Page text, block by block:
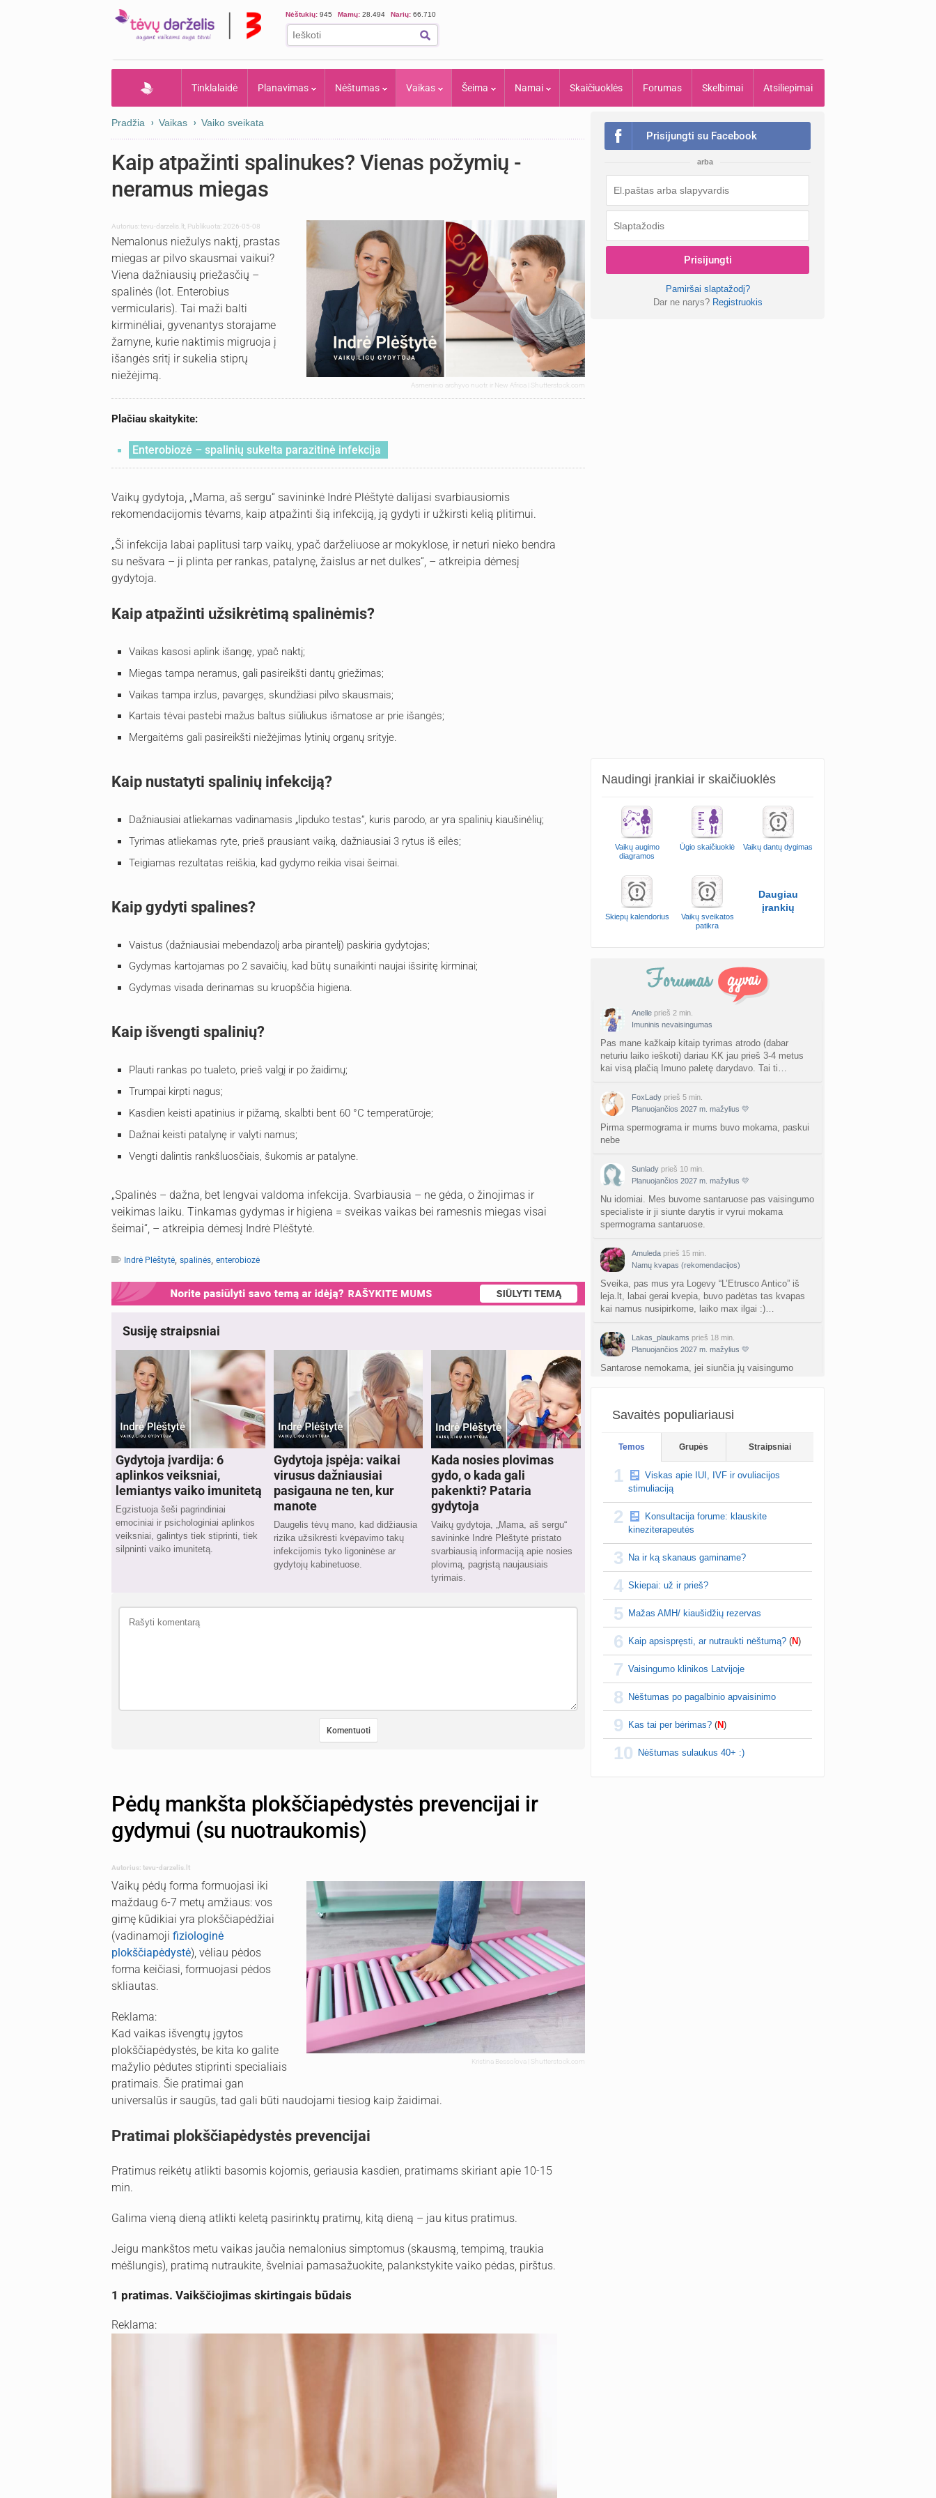
Nėštukių: 945 Mamų: 28.494 Narių: 66.710
Tinklalaidė Planavimas Nėštumas Vaikas Šeima Namai Skaičiuoklės Forumas Skelbimai Atsiliepimai
Pradžia Vaikas Vaiko sveikata
Kaip atpažinti spalinukes? Vienas požymių -
neramus miegas
Autorius:tevu-darzelis.lt Publikuota: 2026-05-08
Asmeninio archyvo nuotr. ir New Africa | Shutterstock.com
Nemalonus niežulys naktį, prastas
miegas ar pilvo skausmai vaikui?
Viena dažniausių priežasčių –
spalinės (lot. Enterobius
vermicularis). Tai maži balti
kirminėliai, gyvenantys storajame
žarnyne, kurie naktimis migruoja į
išangės sritį ir sukelia stiprų
niežėjimą.
Plačiau skaitykite:
Enterobiozė – spalinių sukelta parazitinė infekcija
Vaikų gydytoja, „Mama, aš sergu“ savininkė Indrė Plėštytė dalijasi svarbiausiomis
rekomendacijomis tėvams, kaip atpažinti šią infekciją, ją gydyti ir užkirsti kelią plitimui.
„Ši infekcija labai paplitusi tarp vaikų, ypač darželiuose ar mokyklose, ir neturi nieko bendra
su nešvara – ji plinta per rankas, patalynę, žaislus ar net dulkes“, – atkreipia dėmesį
gydytoja.
Kaip atpažinti užsikrėtimą spalinėmis?
Vaikas kasosi aplink išangę, ypač naktį;
Miegas tampa neramus, gali pasireikšti dantų griežimas;
Vaikas tampa irzlus, pavargęs, skundžiasi pilvo skausmais;
Kartais tėvai pastebi mažus baltus siūliukus išmatose ar prie išangės;
Mergaitėms gali pasireikšti niežėjimas lytinių organų srityje.
Kaip nustatyti spalinių infekciją?
Dažniausiai atliekamas vadinamasis „lipduko testas“, kuris parodo, ar yra spalinių kiaušinėlių;
Tyrimas atliekamas ryte, prieš prausiant vaiką, dažniausiai 3 rytus iš eilės;
Teigiamas rezultatas reiškia, kad gydymo reikia visai šeimai.
Kaip gydyti spalines?
Vaistus (dažniausiai mebendazolį arba pirantelį) paskiria gydytojas;
Gydymas kartojamas po 2 savaičių, kad būtų sunaikinti naujai išsiritę kirminai;
Gydymas visada derinamas su kruopščia higiena.
Kaip išvengti spalinių?
Plauti rankas po tualeto, prieš valgį ir po žaidimų;
Trumpai kirpti nagus;
Kasdien keisti apatinius ir pižamą, skalbti bent 60 °C temperatūroje;
Dažnai keisti patalynę ir valyti namus;
Vengti dalintis rankšluosčiais, šukomis ar patalyne.
„Spalinės – dažna, bet lengvai valdoma infekcija. Svarbiausia – ne gėda, o žinojimas ir
veikimas laiku. Tinkamas gydymas ir higiena = sveikas vaikas bei ramesnis miegas visai
šeimai“, – atkreipia dėmesį Indrė Plėštytė.
Indrė Plėštytė, spalinės, enterobiozė
Susiję straipsniai
Gydytoja įvardija: 6
aplinkos veiksniai,
lemiantys vaiko imunitetą
Egzistuoja šeši pagrindiniai
emociniai ir psichologiniai aplinkos
veiksniai, galintys tiek stiprinti, tiek
silpninti vaiko imunitetą.
Gydytoja įspėja: vaikai
virusus dažniausiai
pasigauna ne ten, kur
manote
Daugelis tėvų mano, kad didžiausia
rizika užsikrėsti kvėpavimo takų
infekcijomis tyko ligoninėse ar
gydytojų kabinetuose.
Kada nosies plovimas
gydo, o kada gali
pakenkti? Pataria
gydytoja
Vaikų gydytoja, „Mama, aš sergu“
savininkė Indrė Plėštytė pristato
svarbiausią informaciją apie nosies
plovimą, pagrįstą naujausiais
tyrimais.
Prisijungti su Facebook
arba
Prisijungti
Pamiršai slaptažodį?
Dar ne narys? Registruokis
Naudingi įrankiai ir skaičiuoklės
Vaikų augimo
diagramos
Ūgio skaičiuoklė Vaikų dantų dygimas
Skiepų kalendorius
Vaikų sveikatos
patikra
Daugiau
įrankių
Anelle prieš 2 min.
Imuninis nevaisingumas
Pas mane kažkaip kitaip tyrimas atrodo (dabar
neturiu laiko ieškoti) dariau KK jau prieš 3-4 metus
kai visą plačią Imuno paletę darydavo. Tai ti…
FoxLady prieš 5 min.
Planuojančios 2027 m. mažylius 💛
Pirma spermograma ir mums buvo mokama, paskui
nebe
Sunlady prieš 10 min.
Planuojančios 2027 m. mažylius 💛
Nu idomiai. Mes buvome santaruose pas vaisingumo
specialiste ir ji siunte darytis ir vyrui mokama
spermograma santaruose.
Amuleda prieš 15 min.
Namų kvapas (rekomendacijos)
Sveika, pas mus yra Logevy “L’Etrusco Antico” iš
leja.lt, labai gerai kvepia, buvo padėtas tas kvapas
kai namus nusipirkome, laiko max ilgai :)…
Lakas_plaukams prieš 18 min.
Planuojančios 2027 m. mažylius 💛
Santarose nemokama, jei siunčia jų vaisingumo
prieš 23 min.
Mažas AMH/ kiaušidžių rezervas
As irgi lankiau akupunktura, meditavau
vidine
busena irgi labai svarbu hormonu balansui. Tikrai pas
jus stebuklas
pasidarete jau nipt?
Savaitės populiariausi
Temos Grupės Straipsniai
1
Viskas apie IUI, IVF ir ovuliacijos
stimuliaciją
2
Konsultacija forume: klauskite
kineziterapeutės
3 Na ir ką skanaus gaminame?
4 Skiepai: už ir prieš?
5 Mažas AMH/ kiaušidžių rezervas
6 Kaip apsispręsti, ar nutraukti nėštumą? (N)
7 Vaisingumo klinikos Latvijoje
8 Nėštumas po pagalbinio apvaisinimo
9 Kas tai per bėrimas? (N)
10 Nėštumas sulaukus 40+ :)
Pėdų mankšta plokščiapėdystės prevencijai ir
gydymui (su nuotraukomis)
Autorius: tevu-darzelis.lt
Kristina Bessolova | Shutterstock.com
Vaikų pėdų forma formuojasi iki
maždaug 6-7 metų amžiaus: vos
gimę kūdikiai yra plokščiapėdžiai
(vadinamoji fiziologinė
plokščiapėdystė), vėliau pėdos
forma keičiasi, formuojasi pėdos
skliautas.
Reklama:
Kad vaikas išvengtų įgytos
plokščiapėdystės, be kita ko galite
mažylio pėdutes stiprinti specialiais
pratimais. Šie pratimai gan
universalūs ir saugūs, tad gali būti naudojami tiesiog kaip žaidimai.
Pratimai plokščiapėdystės prevencijai
Pratimus reikėtų atlikti basomis kojomis, geriausia kasdien, pratimams skiriant apie 10-15
min.
Galima vieną dieną atlikti keletą pasirinktų pratimų, kitą dieną – jau kitus pratimus.
Jeigu mankštos metu vaikas jaučia nemalonius simptomus (skausmą, tempimą, traukia
mėšlungis), pratimą nutraukite, švelniai pamasažuokite, palankstykite vaiko pėdas, pirštus.
1 pratimas. Vaikščiojimas skirtingais būdais
Reklama: